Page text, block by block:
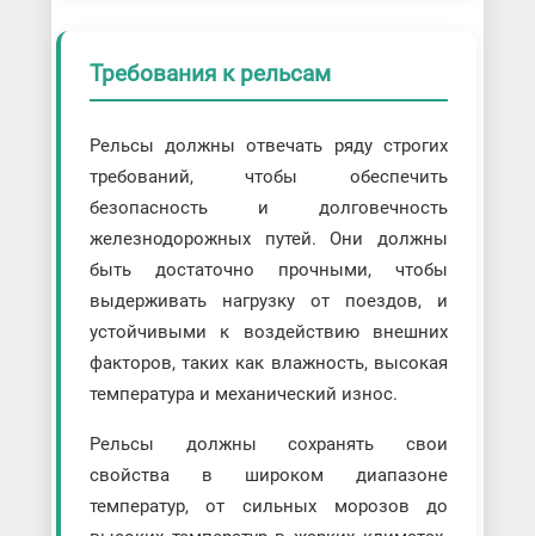
Требования к рельсам
Рельсы должны отвечать ряду строгих
требований, чтобы обеспечить
безопасность и долговечность
железнодорожных путей. Они должны
быть достаточно прочными, чтобы
выдерживать нагрузку от поездов, и
устойчивыми к воздействию внешних
факторов, таких как влажность, высокая
температура и механический износ.
Рельсы должны сохранять свои
свойства в широком диапазоне
температур, от сильных морозов до